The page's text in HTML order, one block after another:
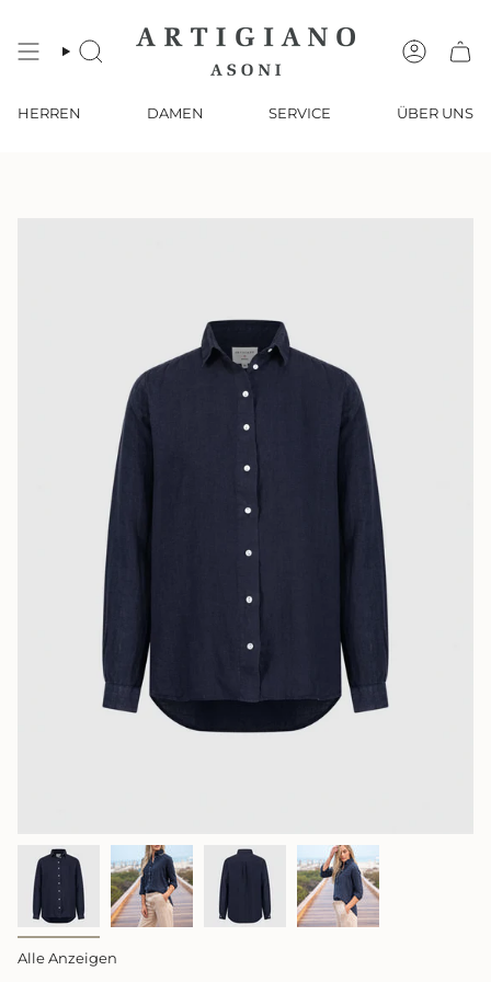
springenSUCHE KONTO
HERREN DAMEN SERVICE ÜBER UNS
Alle Anzeigen